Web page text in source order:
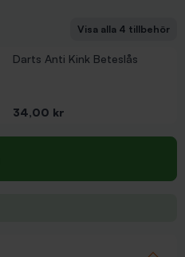
Visa alla 4 tillbehör
Darts Anti Kink Beteslås
Pris
34,00 kr